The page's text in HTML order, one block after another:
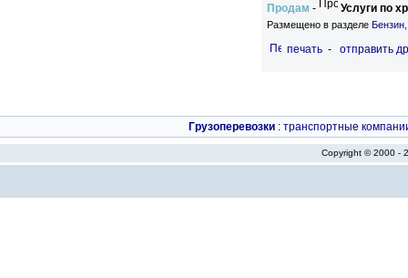
Продам - Услуги по
Размещено в разделе
печать - отправить
Грузоперевозки : транспортные
Copyright © 2000 -